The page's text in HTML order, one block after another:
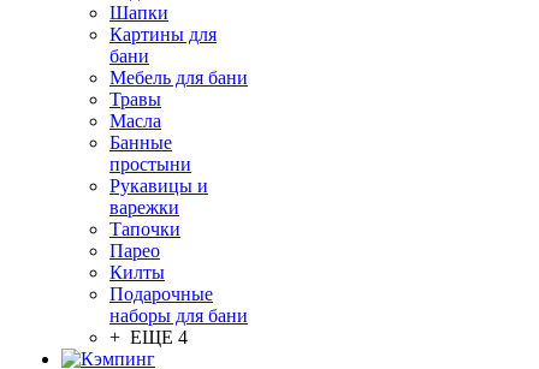
Шапки
Картины для
бани
Мебель для бани
Травы
Масла
Банные
простыни
Рукавицы и
варежки
Тапочки
Парео
Килты
Подарочные
наборы для бани
+ ЕЩЕ 4